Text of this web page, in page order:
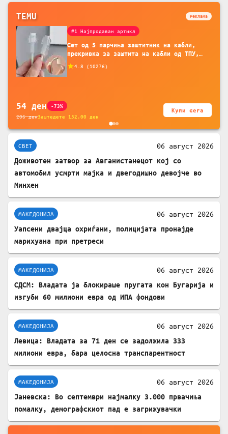
TEMU Реклама
#1 Најпродаван артикл
Сет од 5 парчиња заштитник на кабли,
прекривка за заштита на кабли од ТПУ,
додатоци за заштита на кабли, без
батерија, за мобилни телефони, комплет
4.8 ( 10276)
54 ден -73%
206денЗаштедете 152.00 ден
Купи сега
СВЕТ 06 август 2026
Доживотен затвор за Авганистанецот кој со
автомобил усмрти мајка и двегодишно девојче во
Минхен
МАКЕДОНИЈА 06 август 2026
Уапсени двајца охриѓани, полицијата пронајде
марихуана при претреси
МАКЕДОНИЈА 06 август 2026
СДСМ: Владата ја блокираше пругата кон Бугарија и
изгуби 60 милиони евра од ИПА фондови
МАКЕДОНИЈА 06 август 2026
Левица: Владата за 71 ден се задолжила 333
милиони евра, бара целосна транспарентност
МАКЕДОНИЈА 06 август 2026
Јаневска: Во септември најмалку 3.000 првачиња
помалку, демографскиот пад е загрижувачки